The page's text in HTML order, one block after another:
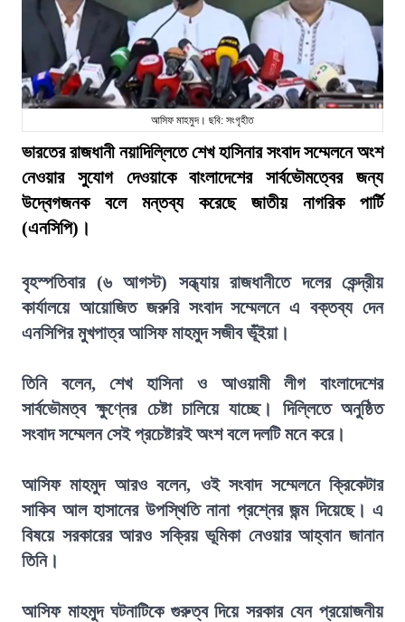
আসিফ মাহমুদ। ছবি: সংগৃহীত
ভারতের রাজধানী নয়াদিল্লিতে শেখ হাসিনার সংবাদ সম্মেলনে অংশ
নেওয়ার সুযোগ দেওয়াকে বাংলাদেশের সার্বভৌমত্বের জন্য
উদ্বেগজনক বলে মন্তব্য করেছে জাতীয় নাগরিক পার্টি
(এনসিপি)।
বৃহস্পতিবার (৬ আগস্ট) সন্ধ্যায় রাজধানীতে দলের কেন্দ্রীয়
কার্যালয়ে আয়োজিত জরুরি সংবাদ সম্মেলনে এ বক্তব্য দেন
এনসিপির মুখপাত্র আসিফ মাহমুদ সজীব ভূঁইয়া।
তিনি বলেন, শেখ হাসিনা ও আওয়ামী লীগ বাংলাদেশের
সার্বভৌমত্ব ক্ষুণ্নের চেষ্টা চালিয়ে যাচ্ছে। দিল্লিতে অনুষ্ঠিত
সংবাদ সম্মেলন সেই প্রচেষ্টারই অংশ বলে দলটি মনে করে।
আসিফ মাহমুদ আরও বলেন, ওই সংবাদ সম্মেলনে ক্রিকেটার
সাকিব আল হাসানের উপস্থিতি নানা প্রশ্নের জন্ম দিয়েছে। এ
বিষয়ে সরকারের আরও সক্রিয় ভূমিকা নেওয়ার আহ্বান জানান
তিনি।
আসিফ মাহমুদ ঘটনাটিকে গুরুত্ব দিয়ে সরকার যেন প্রয়োজনীয়